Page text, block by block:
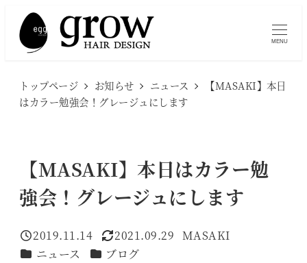
MENU
トップページ お知らせ ニュース
【MASAKI】本日
はカラー勉強会！グレージュにします
【MASAKI】本日はカラー勉
強会！グレージュにします
投稿日
2019.11.14
更新日
2021.09.29
著
MASAKI
カテゴリー
ニュース カテゴリー
ブログ